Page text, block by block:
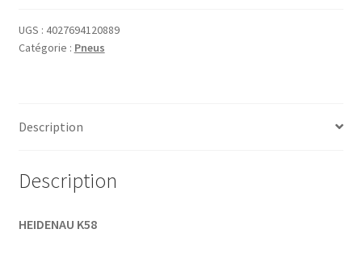
UGS : 4027694120889
Catégorie : Pneus
Description
Description
HEIDENAU K58